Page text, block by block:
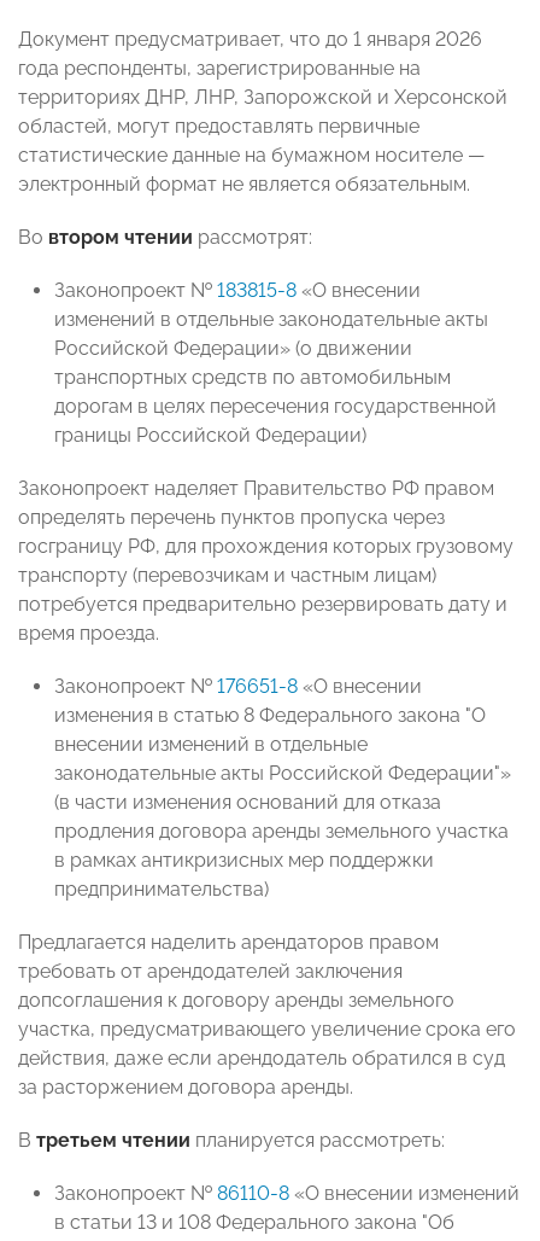
Документ предусматривает, что до 1 января 2026
года респонденты, зарегистрированные на
территориях ДНР, ЛНР, Запорожской и Херсонской
областей, могут предоставлять первичные
статистические данные на бумажном носителе —
электронный формат не является обязательным.
Во втором чтении рассмотрят:
Законопроект № 183815-8 «О внесении
изменений в отдельные законодательные акты
Российской Федерации» (о движении
транспортных средств по автомобильным
дорогам в целях пересечения государственной
границы Российской Федерации)
Законопроект наделяет Правительство РФ правом
определять перечень пунктов пропуска через
госграницу РФ, для прохождения которых грузовому
транспорту (перевозчикам и частным лицам)
потребуется предварительно резервировать дату и
время проезда.
Законопроект № 176651-8 «О внесении
изменения в статью 8 Федерального закона "О
внесении изменений в отдельные
законодательные акты Российской Федерации"»
(в части изменения оснований для отказа
продления договора аренды земельного участка
в рамках антикризисных мер поддержки
предпринимательства)
Предлагается наделить арендаторов правом
требовать от арендодателей заключения
допсоглашения к договору аренды земельного
участка, предусматривающего увеличение срока его
действия, даже если арендодатель обратился в суд
за расторжением договора аренды.
В третьем чтении планируется рассмотреть:
Законопроект № 86110-8 «О внесении изменений
в статьи 13 и 108 Федерального закона "Об